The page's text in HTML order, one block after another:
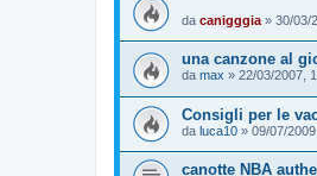
da canigggia » 30/03/
una canzone al
da max » 22/03/2007,
Consigli per le
da luca10 » 09/07/
canotte NBA